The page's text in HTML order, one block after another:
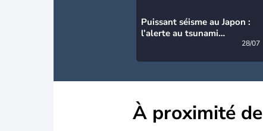
Puissant séisme au Japon :
l’alerte au tsunami
28/07
À proximité de